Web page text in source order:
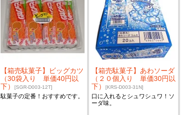
【箱売駄菓子】ビッグカツ
（30袋入り 単価40円以
下）
[SGR-D003-12T]
駄菓子の定番！おすすめです。
【箱売駄菓子】あわソーダ
（２０個入り 単価30円以
下）
[KRS-D003-31N]
口に入れるとシュワシュワ！ソ
ーダ味。